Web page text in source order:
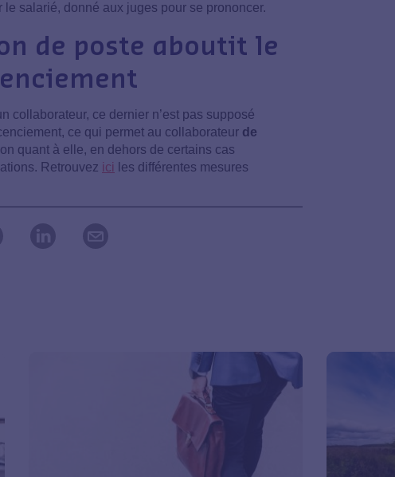
salarié, donné aux juges pour se prononcer.
de poste aboutit le
collaborateur, ce dernier n’est pas supposé
ce qui permet au collaborateur de
quant à elle, en dehors de certains cas
Retrouvez ici
les différentes mesures